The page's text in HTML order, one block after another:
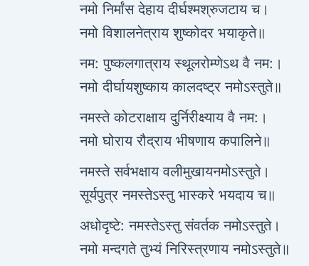
नमो निर्मांस देहाय दीर्घश्मश्रुजटाय च।
नमो विशालनेत्राय शुष्कोदर भयाकृते॥
नम: पुष्कलगात्राय स्थूलरोम्णेऽथ वै नम:।
नमो दीर्घायशुष्काय कालदष्ट्र नमोऽस्तुते॥
नमस्ते कोटराक्षाय दुर्निरीक्ष्याय वै नम:।
नमो घोराय रौद्राय भीषणाय कपालिने॥
नमस्ते सर्वभक्षाय वलीमुखायनमोऽस्तुते।
सूर्यपुत्र नमस्तेऽस्तु भास्करे भयदाय च॥
अधोदृष्टे: नमस्तेऽस्तु संवर्तक नमोऽस्तुते।
नमो मन्दगते तुभ्यं निरिस्त्रणाय नमोऽस्तुते॥